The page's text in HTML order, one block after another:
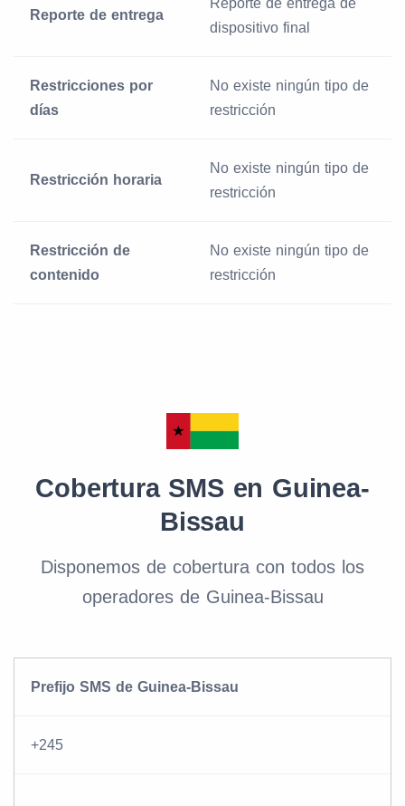
Reporte de entrega
Reporte de entrega de
dispositivo final
Restricciones por
días
No existe ningún tipo de
restricción
Restricción horaria
No existe ningún tipo de
restricción
Restricción de
contenido
No existe ningún tipo de
restricción
Cobertura SMS en Guinea-
Bissau
Disponemos de cobertura con todos los
operadores de Guinea-Bissau
Prefijo SMS de Guinea-Bissau
+245